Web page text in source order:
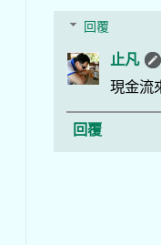
回覆
止凡
現金流
回覆